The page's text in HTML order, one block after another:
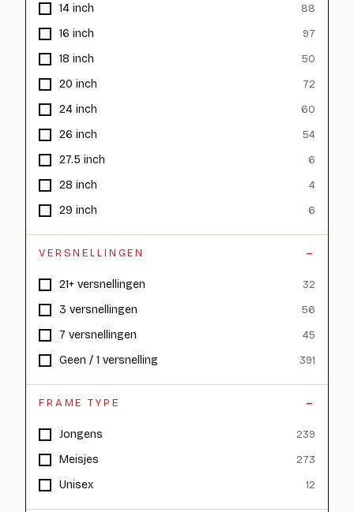
14 inch 88
16 inch 97
18 inch 50
20 inch 72
24 inch 60
26 inch 54
27.5 inch 6
28 inch 4
29 inch 6
VERSNELLINGEN
21+ versnellingen 32
3 versnellingen 56
7 versnellingen 45
Geen / 1 versnelling 391
FRAME TYPE
Jongens 239
Meisjes 273
Unisex 12